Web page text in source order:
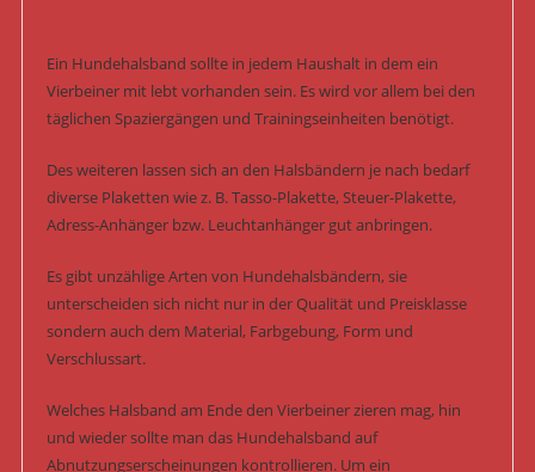
Ein Hundehalsband sollte in jedem Haushalt in dem ein
Vierbeiner mit lebt vorhanden sein. Es wird vor allem bei den
täglichen Spaziergängen und Trainingseinheiten benötigt.
Des weiteren lassen sich an den Halsbändern je nach bedarf
diverse Plaketten wie z. B. Tasso-Plakette, Steuer-Plakette,
Adress-Anhänger bzw. Leuchtanhänger gut anbringen.
Es gibt unzählige Arten von Hundehalsbändern, sie
unterscheiden sich nicht nur in der Qualität und Preisklasse
sondern auch dem Material, Farbgebung, Form und
Verschlussart.
Welches Halsband am Ende den Vierbeiner zieren mag, hin
und wieder sollte man das Hundehalsband auf
Abnutzungserscheinungen kontrollieren. Um ein